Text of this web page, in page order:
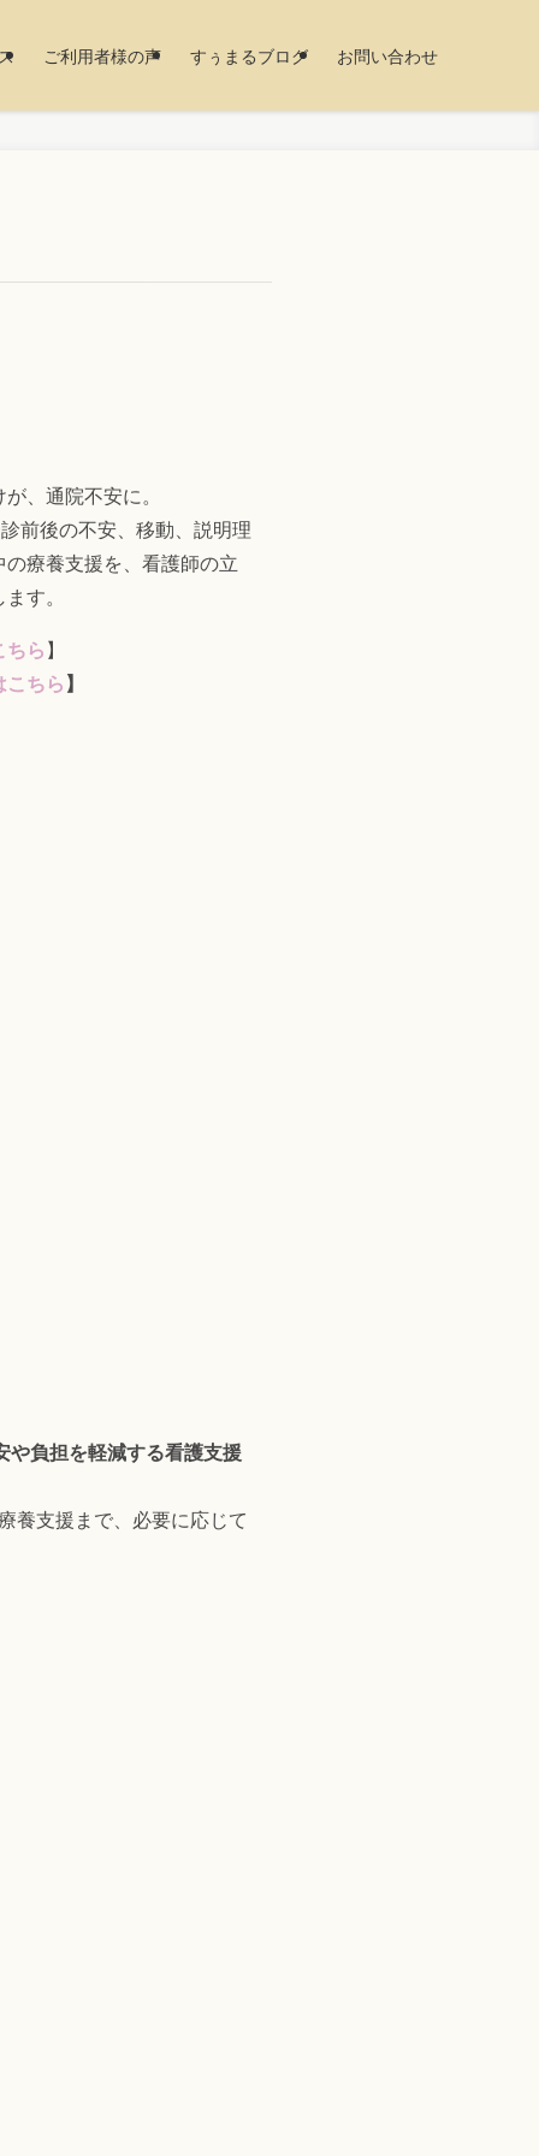
ご利用者様の声 すぅまるブログ お問い合わせ
、通院不安に。
前後の不安、移動、説明理
療養支援を、看護師の立
す。
ちら】
ちら】
や負担を軽減する看護支援
養支援まで、必要に応じて